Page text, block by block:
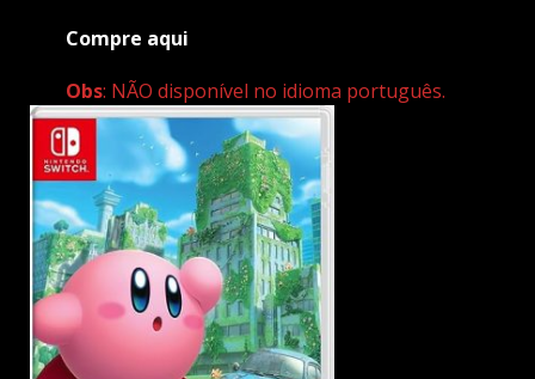
Compre aqui
Obs: NÃO disponível no idioma português.